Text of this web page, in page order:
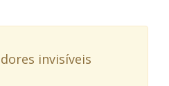
invisíveis